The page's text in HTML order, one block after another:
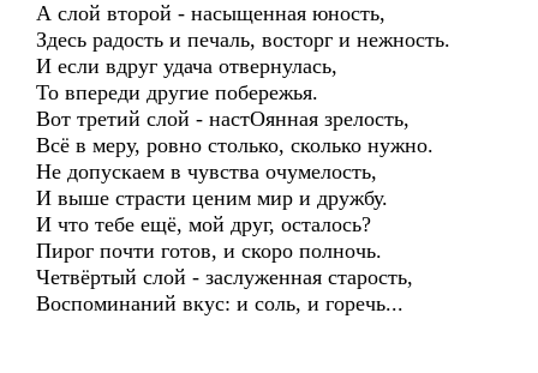
А слой второй - насыщенная юность,
Здесь радость и печаль, восторг и нежность.
И если вдруг удача отвернулась,
То впереди другие побережья.
Вот третий слой - настОянная зрелость,
Всё в меру, ровно столько, сколько нужно.
Не допускаем в чувства очумелость,
И выше страсти ценим мир и дружбу.
И что тебе ещё, мой друг, осталось?
Пирог почти готов, и скоро полночь.
Четвёртый слой - заслуженная старость,
Воспоминаний вкус: и соль, и горечь...